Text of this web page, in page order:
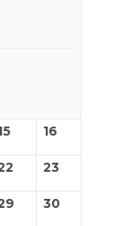
16
23
30